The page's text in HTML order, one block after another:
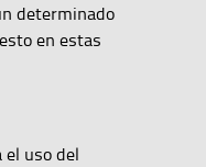
determinado
en estas
el uso del